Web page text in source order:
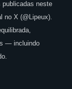
neste
no X (@Lipeux).
— incluindo